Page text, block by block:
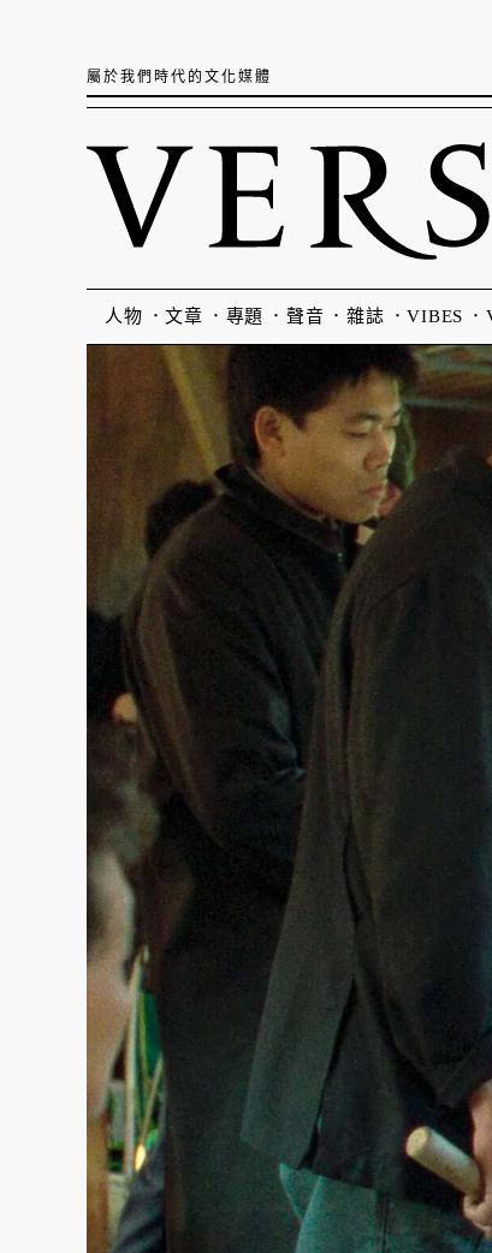
屬於我們時代的文化媒體
人物 文章 專題 聲音 雜誌 VIBES